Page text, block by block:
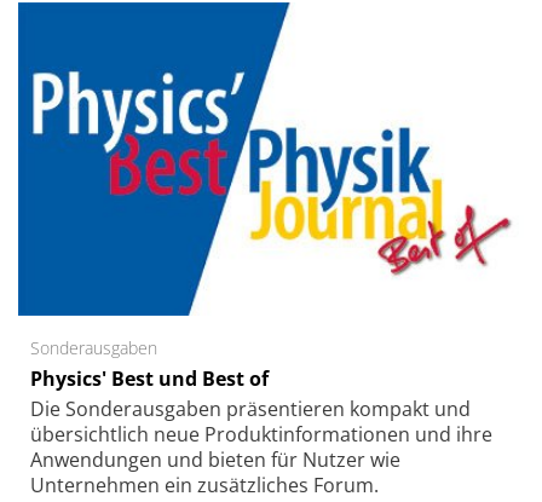
Sonderausgaben
Physics' Best und Best of
Die Sonder­ausgaben präsentieren kompakt und
übersichtlich neue Produkt­informationen und ihre
Anwendungen und bieten für Nutzer wie
Unternehmen ein zusätzliches Forum.